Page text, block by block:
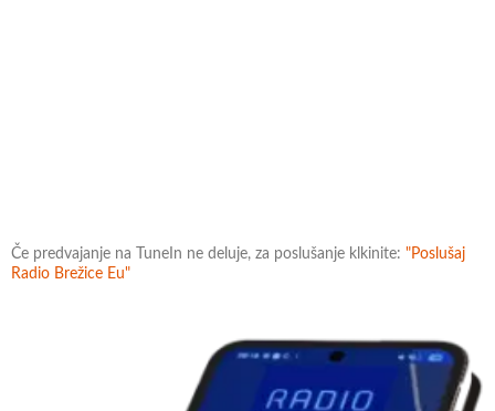
Če predvajanje na TuneIn ne deluje, za poslušanje klkinite: "Poslušaj
Radio Brežice Eu"